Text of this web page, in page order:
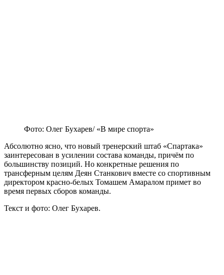
Фото: Олег Бухарев/ «В мире спорта»
Абсолютно ясно, что новый тренерский штаб «Спартака»
заинтересован в усилении состава команды, причём по
большинству позиций. Но конкретные решения по
трансферным целям Деян Станкович вместе со спортивным
директором красно-белых Томашем Амаралом примет во
время первых сборов команды.
Текст и фото: Олег Бухарев.